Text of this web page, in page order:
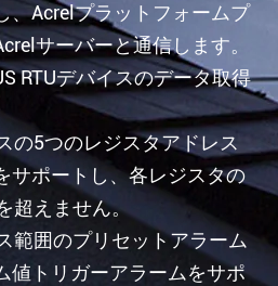
、Acrelプラットフォームプ
サーバーと通信します。
RTUデバイスのデータ取得
の5つのレジスタアドレス
サポートし、各レジスタの
超えません。
範囲のプリセットアラーム
値トリガーアラームをサポ